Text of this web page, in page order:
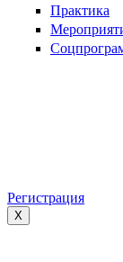
Практика
Регистрация
X